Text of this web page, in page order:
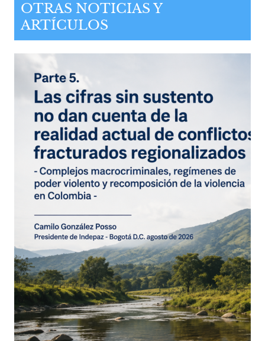
OTRAS NOTICIAS Y
ARTÍCULOS